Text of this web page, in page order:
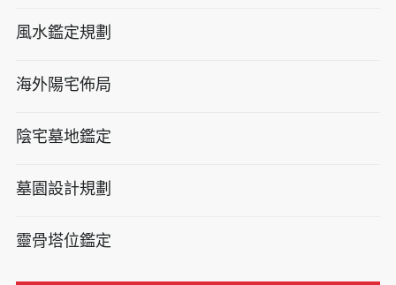
風水鑑定規劃
海外陽宅佈局
陰宅墓地鑑定
墓園設計規劃
靈骨塔位鑑定